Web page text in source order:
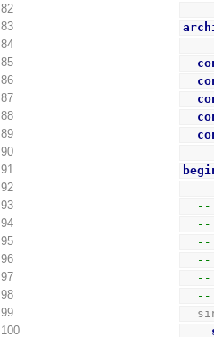
82
83
84
--
85
86
87
88
89
90
91
92
93
--
94
--
95
--
96
--
97
--
98
99
100